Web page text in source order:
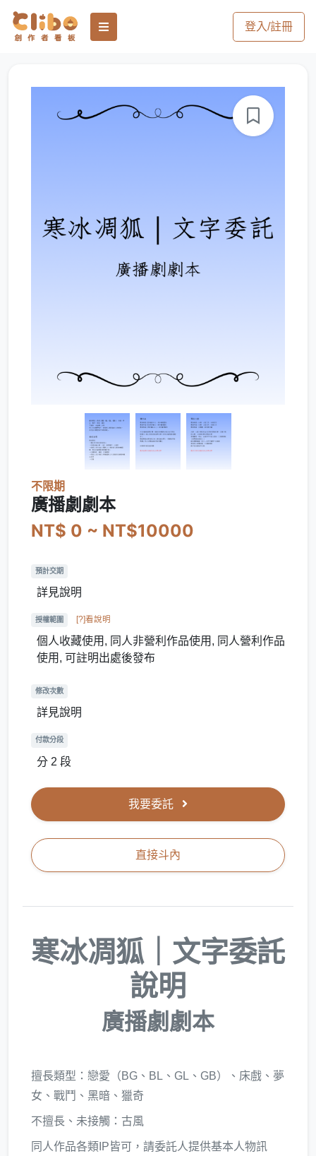
登入/註冊
不限期
廣播劇劇本
NT$ 0 ~ NT$10000
預計交期
詳見說明
授權範圍 [?]看說明
個人收藏使用, 同人非營利作品使用, 同人營利作品
使用, 可註明出處後發布
修改次數
詳見說明
付款分段
分 2 段
我要委託
直接斗內
寒冰凋狐｜文字委託
說明
廣播劇劇本
擅長類型：戀愛（BG、BL、GL、GB）、床戲、夢
女、戰鬥、黑暗、獵奇
不擅長、未接觸：古風
同人作品各類IP皆可，請委託人提供基本人物訊